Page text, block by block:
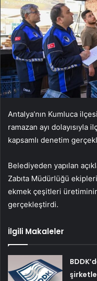
Antalya’nın Kumluca
ramazan ayı dolayısıyla
kapsamlı denetim
Belediyeden yapılan
Zabıta Müdürlüğü
ekmek çeşitleri
gerçekleştirdi.
İlgili Makaleler